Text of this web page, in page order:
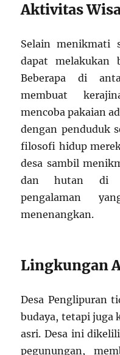
Aktivitas
Selain menikmati
dapat melakukan
Beberapa di
membuat
mencoba pakaian
dengan penduduk
filosofi hidup
desa sambil
dan hutan di
pengalaman
menenangkan.
Lingkungan
Desa Penglipuran
budaya, tetapi juga
asri. Desa ini
pegunungan,